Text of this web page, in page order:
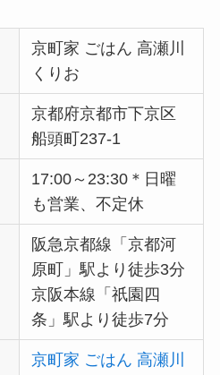
京町家 ごはん 高瀬川
くりお
京都府京都市下京区
船頭町237-1
17:00～23:30＊日曜
も営業、不定休
阪急京都線「京都河
原町」駅より徒歩3分
京阪本線「祇園四
条」駅より徒歩7分
京町家 ごはん 高瀬川